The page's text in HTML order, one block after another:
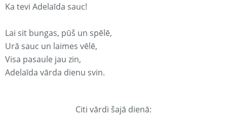
Ka tevi Adelaīda sauc!
Lai sit bungas, pūš un spēlē,
Urā sauc un laimes vēlē,
Visa pasaule jau zin,
Adelaīda vārda dienu svin.
Citi vārdi šajā dienā: